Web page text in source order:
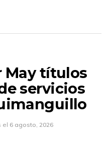
May títulos
servicios
el 6 agosto, 2026